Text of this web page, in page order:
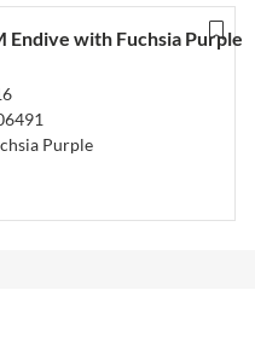
Endive with Fuchsia Purple
Purple